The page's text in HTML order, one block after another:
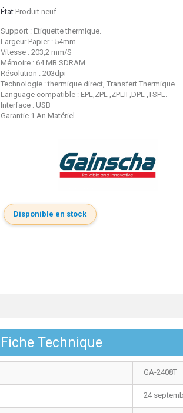
État Produit neuf
Support : Etiquette thermique.
Largeur Papier : 54mm
Vitesse : 203,2 mm/S
Mémoire : 64 MB SDRAM
Résolution : 203dpi
Technologie : thermique direct, Transfert Thermique
Language compatible : EPL,ZPL ,ZPLII ,DPL ,TSPL.
Interface : USB
Garantie 1 An Matériel
Disponible en stock
Fiche Technique
GA-2408T
24